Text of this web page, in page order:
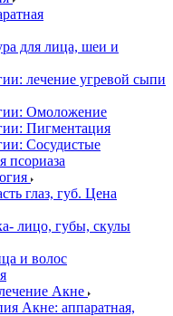
для лица, шеи и
лечение угревой сыпи
Омоложение
Пигментация
Сосудистые
псориаза
глаз, губ. Цена
лицо, губы, скулы
и волос
Акне
Акне: аппаратная,